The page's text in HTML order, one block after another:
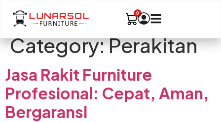
Category:Perakitan
Jasa Rakit Furniture
Profesional: Cepat, Aman,
Bergaransi